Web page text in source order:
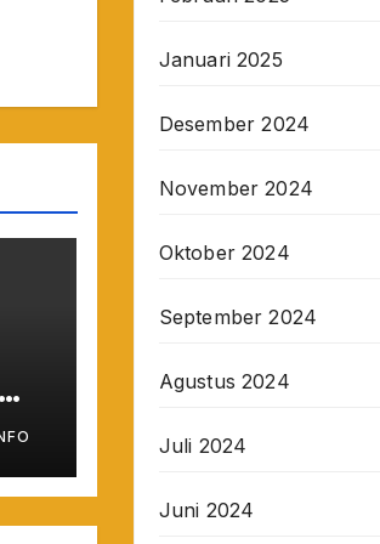
Januari 2025
Desember 2024
November 2024
Oktober 2024
September 2024
Agustus 2024
Juli 2024
Juni 2024